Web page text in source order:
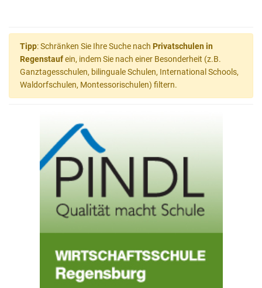
Tipp: Schränken Sie Ihre Suche nach Privatschulen in
Regenstaufein, indem Sie nach einer Besonderheit (z.B.
Ganztagesschulen, bilinguale Schulen, International Schools,
Waldorfschulen, Montessorischulen) filtern.